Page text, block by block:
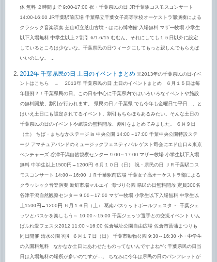
体 無料 ２時間まで 9:00-17:00 祝・千葉県民の日 JR千葉駅コスモスコンサート
14:00-16:00 JR千葉駅前広場 千葉県立千葉女子高等学校オーケストラ部演奏による
クラシック音楽演奏 芝山町立芝山古墳・はにわ博物館 入場無料 マザー牧場 小学生
以下入場無料 中学生以上２割引 6/1-6/15 むむん。それにしても１５日以外に設定
しているところは少ないな。千葉県民の日ウィークにしてもっと親しんでもらえば
いいのにな。 ...
2012年 千葉県民の日 土日のイベントまとめ ※2013年の千葉県民の日イベ
ントはこちら → 2013年 千葉県民の日 土日のイベントまとめ ６月１５日は毎
年恒例？！千葉県民の日。この日を中心に千葉県内ではいろいろなイベントや施設
の無料開放、割引が行われます。 県民の日／千葉県 でも今年も金曜日で平日…。と
はいえ土日にも設定されてるイベント、割引もちらほらあるみたい。そんな土日の
千葉県民の日のイベントや施設の無料開放、割引をまとめてみました。 ６月９日
（土） ちば・まちなかステージ in 中央公園 14:00～17:00 千葉中央公園特設ステ
ージ アマチュアバンドのミュージックフェスティバル ゲスト司会にエド山口＆東京
ベンチャーズ 谷津干潟自然観察センター 9:00～17:00 マザー牧場 小学生以下入場
無料 中学生以上1500円→1200円 ６月１０日（日） 祝・県民の日 ＪＲ千葉駅コス
モスコンサート 14:00～16:00 ＪＲ千葉駅前広場 千葉女子高オーケストラ部による
クラッシック音楽演奏 新鮮市場マルエイ 海づり公園 県民の日無料開放 定員300名
谷津干潟自然観察センター 9:00～17:00 マザー牧場 小学生以下入場無料 中学生以
上1500円→1200円 ６月１６日（土） 葛南バスケットボールフェスタ ～ 千葉ジェ
ッツとバスケを楽しもう～ 10:00～15:00 千葉ジェッツ選手との交流イベント いん
ばふれ愛フェスタ2012 11:00～16:00 佐倉城址公園自由広場 佐倉市菖蒲まつりも
同日開催 清水公園 割引 ６月１７日（日） 千葉市動物公園 9:30～16:30 小・中学生
の入園料無料 なかなか土日にあわせたものってないんですよね^^; 千葉県民の日当
日は入場無料の場所が多いのですが…。 ちなみに今年は県民の日のパンフレットが